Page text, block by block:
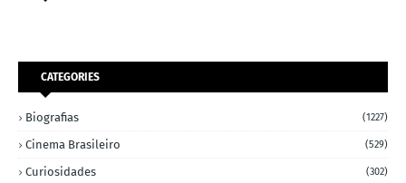
CATEGORIES
Biografias (1227)
Cinema Brasileiro (529)
Curiosidades (302)